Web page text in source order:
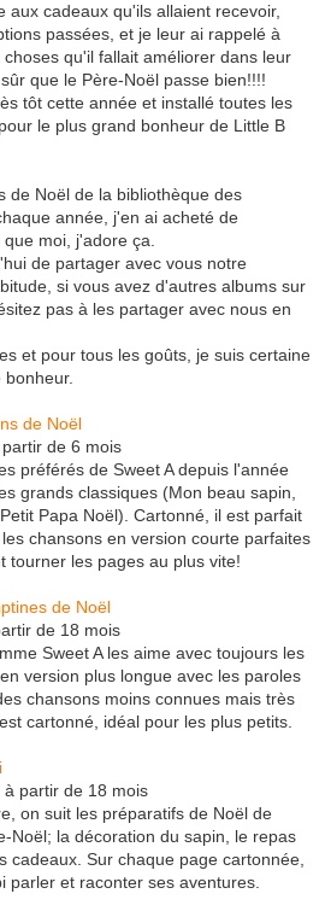
aux cadeaux qu'ils allaient recevoir,
passées, et je leur ai rappelé à
qu'il fallait améliorer dans leur
que le Père-Noël passe bien!!!!
tôt cette année et installé toutes les
le plus grand bonheur de Little B
de Noël de la bibliothèque des
année, j'en ai acheté de
moi, j'adore ça.
de partager avec vous notre
si vous avez d'autres albums sur
pas à les partager avec nous en
et pour tous les goûts, je suis certaine
de Noël
de 6 mois
préférés de Sweet A depuis l'année
grands classiques (Mon beau sapin,
Papa Noël). Cartonné, il est parfait
chansons en version courte parfaites
tourner les pages au plus vite!
de Noël
de 18 mois
Sweet A les aime avec toujours les
version plus longue avec les paroles
chansons moins connues mais très
cartonné, idéal pour les plus petits.
partir de 18 mois
on suit les préparatifs de Noël de
Noël; la décoration du sapin, le repas
cadeaux. Sur chaque page cartonnée,
parler et raconter ses aventures.